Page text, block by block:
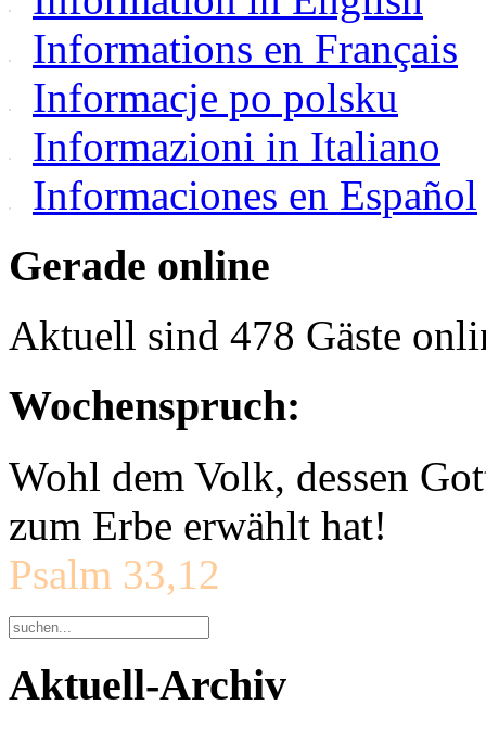
Informations en Français
Informacje po polsku
Informazioni in Italiano
Informaciones en Español
Gerade online
Aktuell sind 478 Gäste
Wochenspruch:
Wohl dem Volk, dessen
zum Erbe erwählt hat!
Psalm 33,12
Aktuell-Archiv